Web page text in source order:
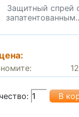
Защитный спрей